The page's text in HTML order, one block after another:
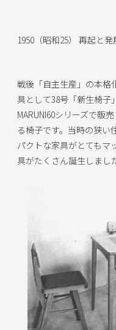
1950（昭和25） 再起と発
戦後「自主生産」の本格
具として38号「新生椅子
MARUNI60シリーズで販
る椅子です。当時の狭い
パクトな家具がとてもマ
具がたくさん誕生しまし